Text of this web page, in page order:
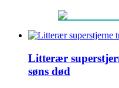
Litterær
søns død